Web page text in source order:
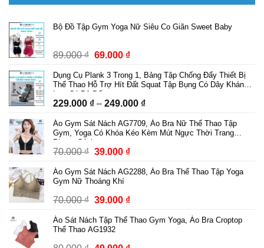
Bộ Đồ Tập Gym Yoga Nữ Siêu Co Giãn Sweet Baby
89.000₫ Giá
là:
89.000 ₫.
69.000 ₫Giá
tại
69.000 ₫.
Dụng Cụ Plank 3 Trong 1, Bảng Tập Chống Đẩy Thiết Bị
Thể Thao Hỗ Trợ Hít Đất Squat Tập Bụng Có Dây Kháng
Lực Có Bộ Đếm
229.000 ₫ – 249.000 ₫Khoảng
từ
229.000 ₫
Áo Gym Sát Nách AG7709, Áo Bra Nữ Thể Thao Tập
Gym, Yoga Có Khóa Kéo Kèm Mút Ngực Thời Trang
Phong Cách
70.000₫ Giá
là:
70.000 ₫.
39.000 ₫Giá
tại
39.000 ₫.
Áo Gym Sát Nách AG2288, Áo Bra Thể Thao Tập Yoga
Gym Nữ Thoáng Khí
70.000₫ Giá
là:
39.000 ₫Giá
tại
Áo Sát Nách Tập Thể Thao Gym Yoga, Áo Bra Croptop
Thể Thao AG1932